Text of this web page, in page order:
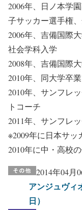
2006年、日ノ本学
子サッカー選手権
2006年、吉備国際
社会学科入学
2008年、吉備国際
2010年、同大学卒業
2010年、サンフレ
トコーチ
2011年、サンフレ
※2009年に日本サッ
2010年に中・高校
2014年04月
アンジュヴィ
日）